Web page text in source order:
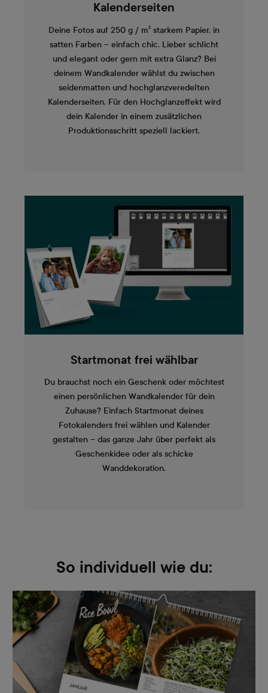
Kalenderseiten
Deine Fotos auf 250 g / m² starkem Papier, in
satten Farben – einfach chic. Lieber schlicht
und elegant oder gern mit extra Glanz? Bei
deinem Wandkalender wählst du zwischen
seidenmatten und hochglanzveredelten
Kalenderseiten. Für den Hochglanzeffekt wird
dein Kalender in einem zusätzlichen
Produktionsschritt speziell lackiert.
Startmonat frei wählbar
Du brauchst noch ein Geschenk oder möchtest
einen persönlichen Wandkalender für dein
Zuhause? Einfach Startmonat deines
Fotokalenders frei wählen und Kalender
gestalten – das ganze Jahr über perfekt als
Geschenkidee oder als schicke
Wanddekoration.
So individuell wie du: